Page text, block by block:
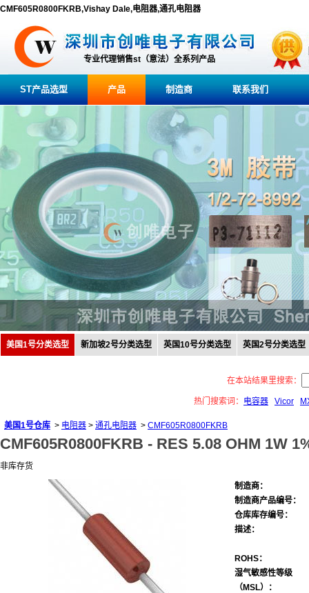
CMF605R0800FKRB,Vishay Dale,电阻器,通孔电阻器
专业代理销售st（意法）全系列产品
ST产品选型 产品 制造商 联系我们
美国1号分类选型 新加坡2号分类选型 英国10号分类选型 英国2号分类选型
在本站结果里搜索：
热门搜索词： 电容器 Vicor
美国1号仓库 > 电阻器 > 通孔电阻器 > CMF605R0800FKRB
CMF605R0800FKRB - RES 5.08 OHM 1W
非库存货
制造商：
制造商产品编号：
仓库库存编号：
描述：
ROHS：
湿气敏感性等级
（MSL）：